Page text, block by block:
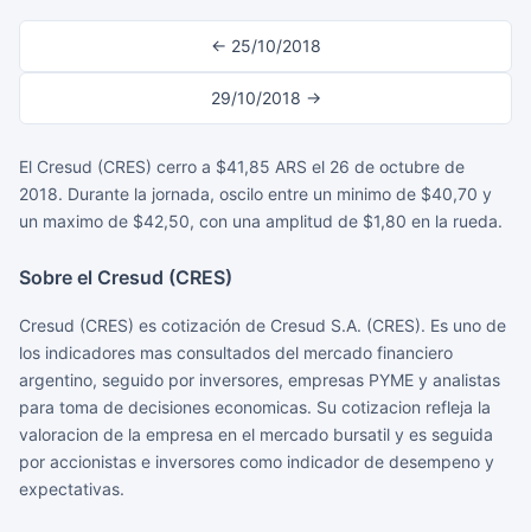
← 25/10/2018
29/10/2018 →
El Cresud (CRES) cerro a $41,85 ARS el 26 de octubre de
2018. Durante la jornada, oscilo entre un minimo de $40,70 y
un maximo de $42,50, con una amplitud de $1,80 en la rueda.
Sobre el Cresud (CRES)
Cresud (CRES) es cotización de Cresud S.A. (CRES). Es uno de
los indicadores mas consultados del mercado financiero
argentino, seguido por inversores, empresas PYME y analistas
para toma de decisiones economicas. Su cotizacion refleja la
valoracion de la empresa en el mercado bursatil y es seguida
por accionistas e inversores como indicador de desempeno y
expectativas.